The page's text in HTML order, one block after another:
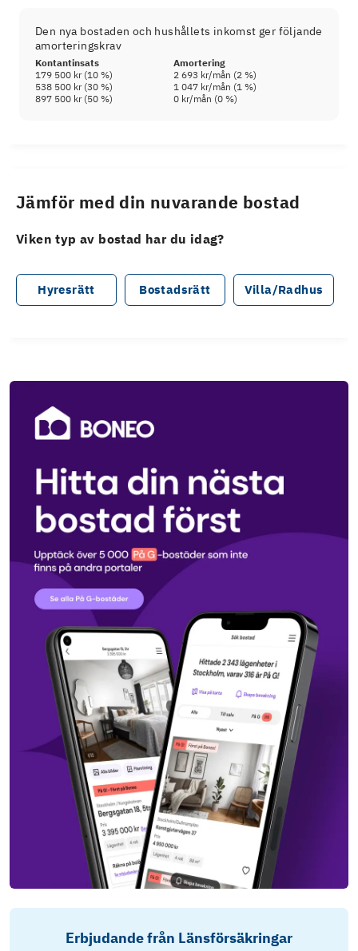
Den nya bostaden och hushållets inkomst ger följande
amorteringskrav
Kontantinsats
Amortering
179 500 kr(10 %) 2 693 kr/mån (2 %)
538 500 kr(30 %) 1 047 kr/mån (1 %)
897 500 kr(50 %) 0 kr/mån (0 %)
Jämför med din nuvarande bostad
Viken typ av bostad har du idag?
Hyresrätt Bostadsrätt Villa/Radhus
Erbjudande från Länsförsäkringar